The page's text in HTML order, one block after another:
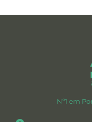
Nº1 em